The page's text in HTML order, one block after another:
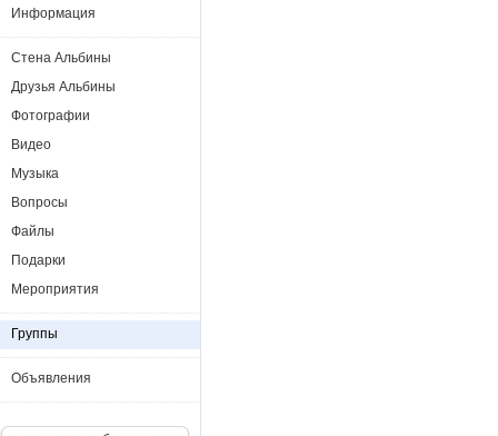
Информация
Стена Альбины
Друзья Альбины
Фотографии
Видео
Музыка
Вопросы
Файлы
Подарки
Мероприятия
Группы
Объявления